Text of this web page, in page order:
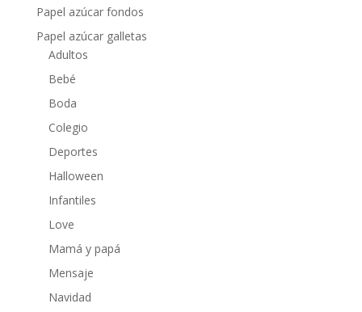
Papel azúcar fondos
Papel azúcar galletas
Adultos
Bebé
Boda
Colegio
Deportes
Halloween
Infantiles
Love
Mamá y papá
Mensaje
Navidad